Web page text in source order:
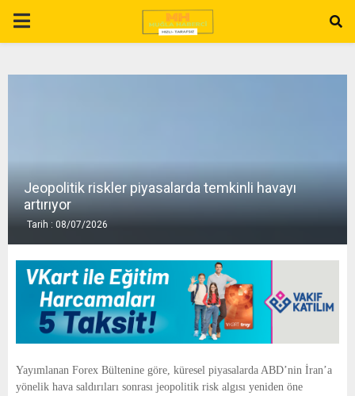
P
A
E
Jeopolitik riskler piyasalarda temkinli havayı
artırıyor
Tarih : 08/07/2026
Yayımlanan Forex Bültenine göre, küresel piyasalarda ABD’nin İran’a
yönelik hava saldırıları sonrası jeopolitik risk algısı yeniden öne